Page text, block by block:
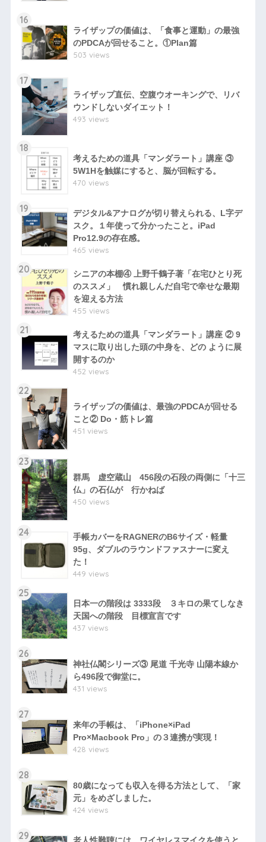
16
ライザップの価値は、「食事と運動」の最強
のPDCAが回せること。①Plan篇
503 views
17
ライザップ直伝、空腹ウオーキングで、リバ
ウンドしないダイエット！
493 views
18
考えるための道具「マンダラート」講座 ③
5W1Hを触媒にすると、脳が回転する。
470 views
19
デジタル&アナログが切り替えられる、L字デ
スク。１年使って分かったこと。iPad
Pro12.9の存在感。
465 views
20
シニアの本棚④ 上野千鶴子著「在宅ひとり死
のススメ」 慣れ親しんだ自宅で幸せな最期
を迎える方法
455 views
21
考えるための道具「マンダラート」講座 ② 9
マスに取り出した頭の中身を、どの ように展
開するのか
452 views
22
ライザップの価値は、最強のPDCAが回せる
こと② Do・筋トレ篇
451 views
23
群馬 虚空蔵山 456段の石段の両側に「十三
仏」の石仏が 行かねば
450 views
24
手帳カバーをRAGNERのB6サイズ・軽量
95g、ダブルのラウンドファスナーに変え
た！
449 views
25
日本一の階段は 3333段 ３キロの果てしなき
天国への階段 目標宣言です
437 views
26
神社仏閣シリーズ③ 尾道 千光寺 山陽本線か
ら496段で御堂に。
431 views
27
来年の手帳は、「iPhone×iPad
Pro×Macbook Pro」の３連携が実現！
428 views
28
80歳になっても収入を得る方法として、「家
元」をめざしました。
424 views
29